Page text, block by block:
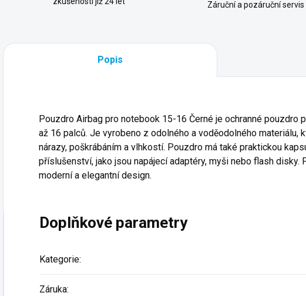
Záruční a pozáruční servis
Popis
Pouzdro Airbag pro notebook 15-16 Černé je ochranné pouzdro
až 16 palců. Je vyrobeno z odolného a voděodolného materiálu,
nárazy, poškrábáním a vlhkostí. Pouzdro má také praktickou
příslušenství, jako jsou napájecí adaptéry, myši nebo flash disky.
moderní a elegantní design.
Doplňkové parametry
Kategorie:
Záruka: